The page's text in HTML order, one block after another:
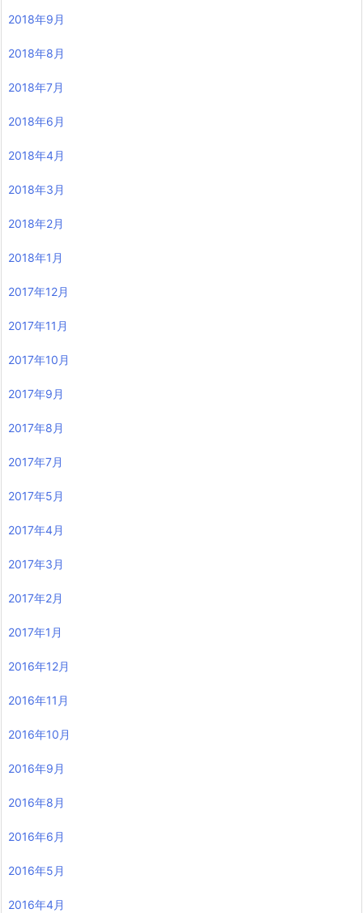
2018年9月
2018年8月
2018年7月
2018年6月
2018年4月
2018年3月
2018年2月
2018年1月
2017年12月
2017年11月
2017年10月
2017年9月
2017年8月
2017年7月
2017年5月
2017年4月
2017年3月
2017年2月
2017年1月
2016年12月
2016年11月
2016年10月
2016年9月
2016年8月
2016年6月
2016年5月
2016年4月